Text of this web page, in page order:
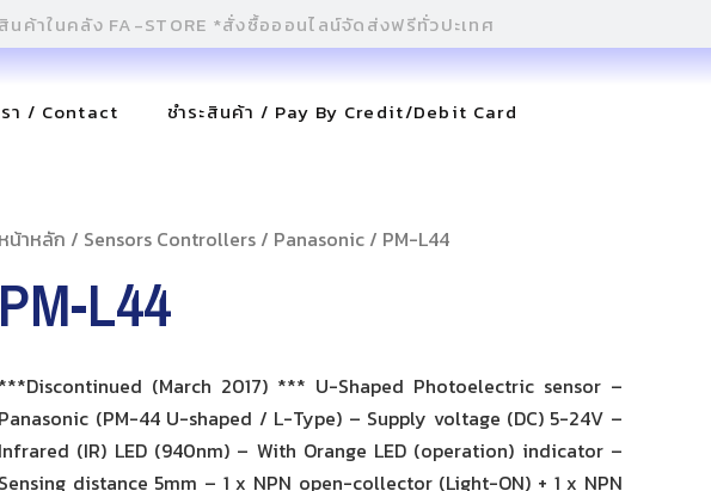
า / Contact ชำระสินค้า / Pay By Credit/Debit Card
หน้าหลัก / Sensors Controllers / Panasonic / PM-L44
PM-L44
***Discontinued (March 2017) *** U-Shaped Photoelectric sensor –
Panasonic (PM-44 U-shaped / L-Type) – Supply voltage (DC) 5-24V –
Infrared (IR) LED (940nm) – With Orange LED (operation) indicator –
Sensing distance 5mm – 1 x NPN open-collector (Light-ON) + 1 x NPN